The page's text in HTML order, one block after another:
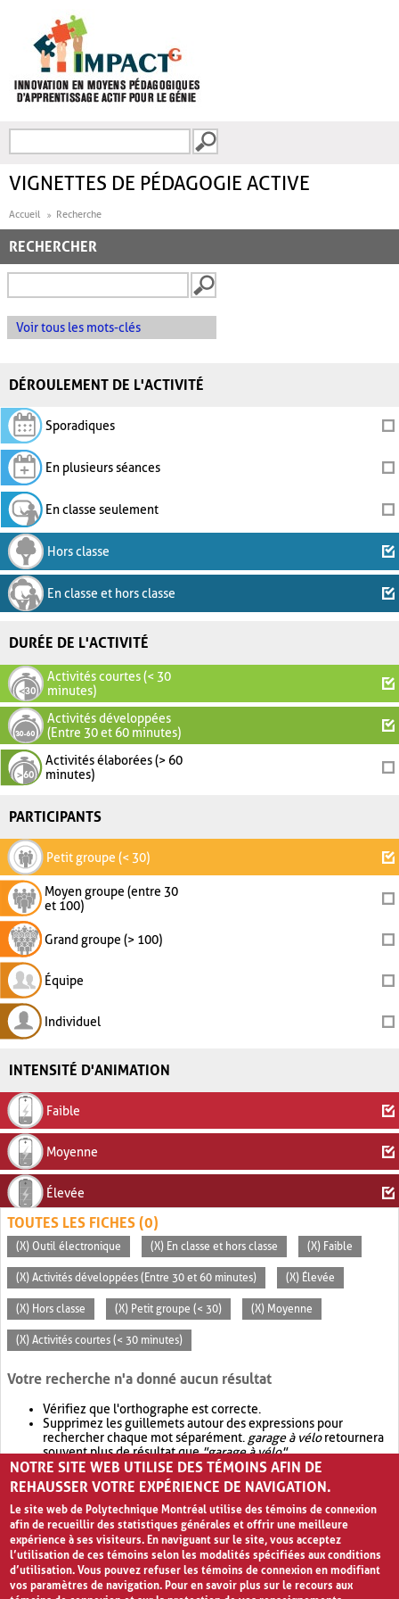
FORMULAIRE DE
VIGNETTES DE PÉDAGOGIE ACTIVE
Accueil Recherche
RECHERCHER
Voir tous les mots-clés
DÉROULEMENT DE L'ACTIVITÉ
Sporadiques
En plusieurs séances
En classe seulement
Hors classe
En classe et hors classe
DURÉE DE L'ACTIVITÉ
Activités courtes (< 30
minutes)
Activités développées
(Entre 30 et 60 minutes)
Activités élaborées (> 60
minutes)
PARTICIPANTS
Petit groupe (< 30)
Moyen groupe (entre 30
et 100)
Grand groupe (> 100)
Équipe
Individuel
INTENSITÉ D'ANIMATION
Faible
Moyenne
Élevée
TOUTES LES FICHES (0)
(X) Outil électronique (X) En classe et hors classe (X) Faible
(X) Activités développées (Entre 30 et 60 minutes) (X) Élevée
(X) Hors classe (X) Petit groupe (< 30) (X) Moyenne
(X) Activités courtes (< 30 minutes)
Votre recherche n'a donné aucun résultat
Vérifiez que l'orthographe est correcte.
Supprimez les guillemets autour des expressions pour
rechercher chaque mot séparément. garage à véloretournera
souvent plus de résultat que"garage à vélo".
Envisagez d'élargir votre recherche avec OR.garage OR vélo
retournera souvent plus de résultat quegarage à vélo
NOTRE SITE WEB UTILISE DES TÉMOINS AFIN DE
REHAUSSER VOTRE EXPÉRIENCE DE NAVIGATION.
Le site web de Polytechnique Montréal utilise des témoins de connexion
afin de recueillir des statistiques générales et offrir une meilleure
expérience à ses visiteurs. En naviguant sur le site, vous acceptez
l’utilisation de ces témoins selon les modalités spécifiées aux conditions
d’utilisation. Vous pouvez refuser les témoins de connexion en modifiant
vos paramètres de navigation. Pour en savoir plus sur le recours aux